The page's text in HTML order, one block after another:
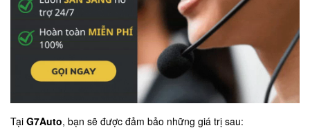
Tại G7Auto, bạn sẽ được đảm bảo những giá trị sau: